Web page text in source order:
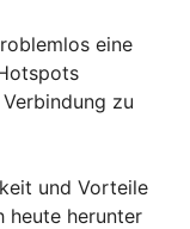
eine
zu
und Vorteile
heute herunter